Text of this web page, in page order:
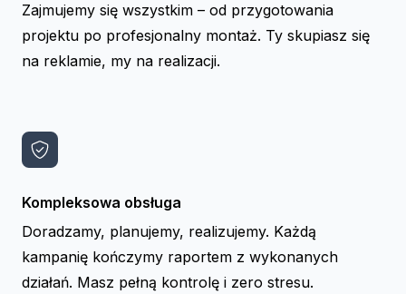
Zajmujemy się wszystkim – od przygotowania
projektu po profesjonalny montaż. Ty skupiasz się
na reklamie, my na realizacji.
Kompleksowa obsługa
Doradzamy, planujemy, realizujemy. Każdą
kampanię kończymy raportem z wykonanych
działań. Masz pełną kontrolę i zero stresu.